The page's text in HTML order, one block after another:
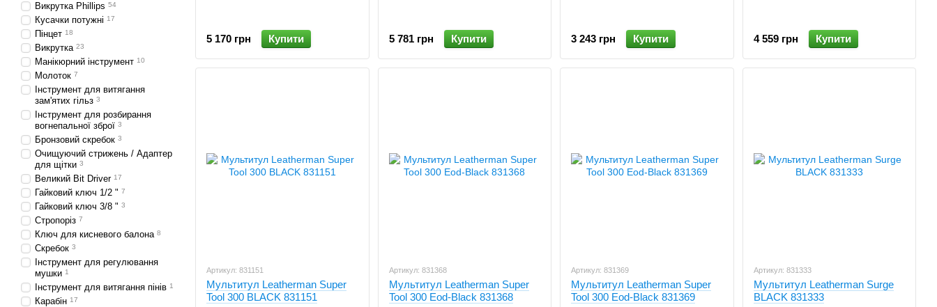
5 170 грн Купити 5 781 грн Купити 3 243 грн Купити 4 559 грн Купити
Артикул: 831151
Мультитул Leatherman Super
Tool 300 BLACK 831151
Артикул: 831368
Мультитул Leatherman Super
Tool 300 Eod-Black 831368
Артикул: 831369
Мультитул Leatherman Super
Tool 300 Eod-Black 831369
Артикул: 831333
Мультитул Leatherman Surge
BLACK 831333
Викрутка Phillips 54
Кусачки потужні 17
Пінцет 18
Викрутка 23
Манікюрний інструмент 10
Молоток 7
Інструмент для витягання
зам'ятих гільз 3
Інструмент для розбирання
вогнепальної зброї 3
Бронзовий скребок 3
Очищуючий стрижень / Адаптер
для щітки 3
Великий Bit Driver 17
Гайковий ключ 1/2 " 7
Гайковий ключ 3/8 " 3
Стропоріз 7
Ключ для кисневого балона 8
Скребок 3
Інструмент для регулювання
мушки 1
Інструмент для витягання пінів 1
Карабін 17